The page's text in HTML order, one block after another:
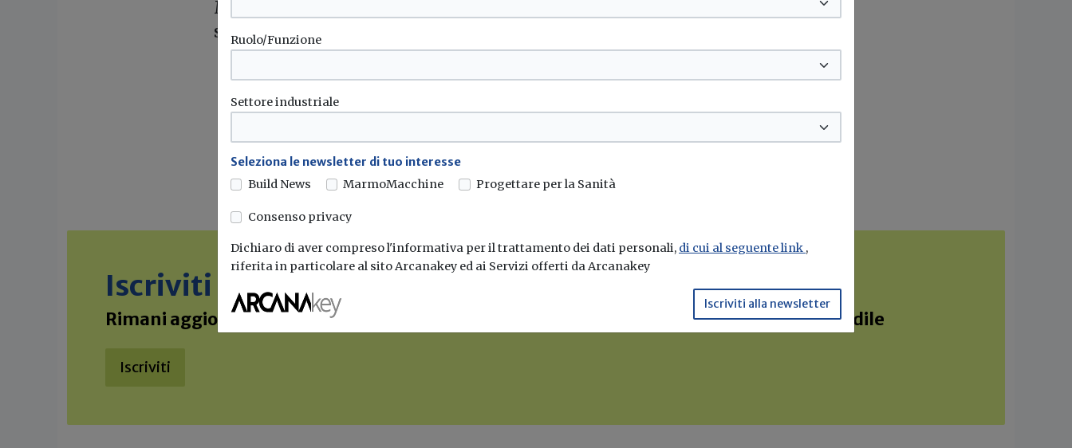
Marmomacchine promuove gli interessi del comparto e la
superiorità qualitativa della tecnologia italiana.
Iscriviti alla newsletter di Build News
Rimani aggiornato sulle ultime novità in campo di efficienza energetica e sostenibilità edile
Iscriviti
Ruolo/Funzione
Settore industriale
Seleziona le newsletter di tuo interesse
Build News
MarmoMacchine Progettare per la Sanità
Consenso privacy
Dichiaro di aver compreso l'informativa per il trattamento dei dati personali, di cui al seguente link ,
riferita in particolare al sito Arcanakey ed ai Servizi offerti da Arcanakey
Iscriviti alla newsletter